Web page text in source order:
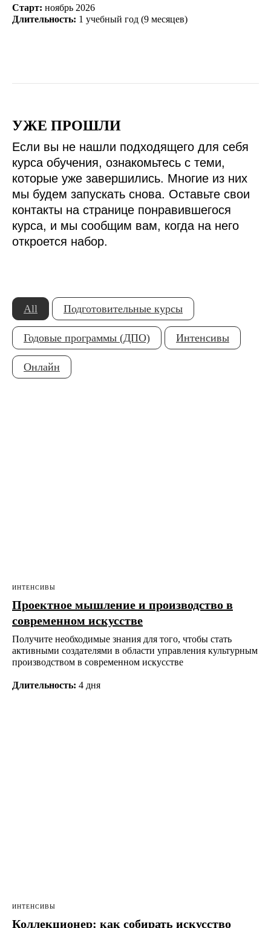
Старт: ноябрь 2026
Длительность: 1 учебный год (9 месяцев)
УЖЕ ПРОШЛИ
Если вы не нашли подходящего для себя
курса обучения, ознакомьтесь с теми,
которые уже завершились. Многие из них
мы будем запускать снова. Оставьте свои
контакты на странице понравившегося
курса, и мы сообщим вам, когда на него
откроется набор.
All Подготовительные курсы
Годовые программы (ДПО) Интенсивы
Онлайн
ИНТЕНСИВЫ
Проектное мышление и производство в
современном искусстве
Получите необходимые знания для того, чтобы стать
активными создателями в области управления культурным
производством в современном искусстве
Длительность: 4 дня
ИНТЕНСИВЫ
Коллекционер: как собирать искусство